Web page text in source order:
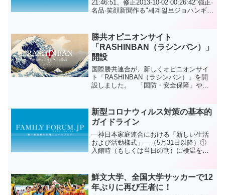
21:46:51、修正2013-10-02 00:26:42"強正·
名品·笑顔新聞作る"세계일보ジョハンギュ
勝共オピニオンサイト
「RASHINBAN（ラシンバン）」
開設
国際勝共連合が、新しくオピニオンサイ
ト「RASHINBAN（ラシンバン）」を開
設しました。 「国防・安全保障」や
されるようです。 さらに、「わからな
いことは勝共に聞こう...
新型コロナウィルス対策の基本的
ガイドライン
―神日本家庭連合における「新しい生活
および活動様式」―（5月31日以降）①
入館時（もしくは当日の朝）に検温を行
日にあらかじめチェックをしてもらい、
高熱の方は参加を...
鮮文大学、全国大学サッカーで12
年ぶりに再び王者に！